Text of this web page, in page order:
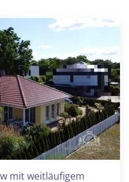
mit weitläufigem